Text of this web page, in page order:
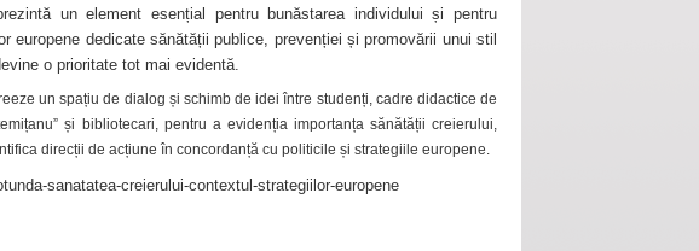
un element esențial pentru bunăstarea individului și pentru
dedicate sănătății publice, prevenției și promovării unui stil
o prioritate tot mai evidentă.
un spațiu de dialog și schimb de idei între studenți, cadre didactice de
și bibliotecari, pentru a evidenția importanța sănătății creierului,
direcții de acțiune în concordanță cu politicile și strategiile europene.
sanatatea-creierului-contextul-strategiilor-europene